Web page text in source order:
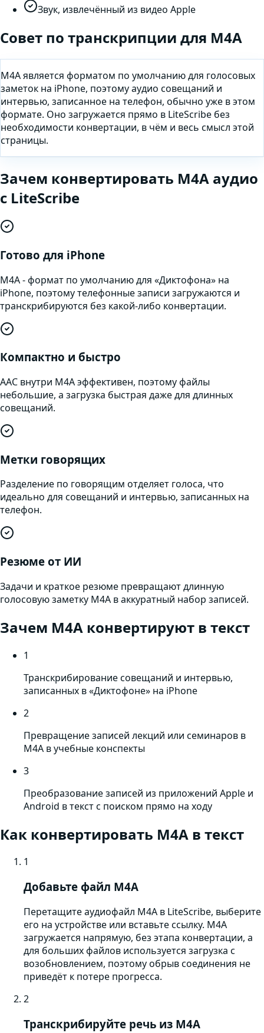
Звук, извлечённый из видео Apple
Совет по транскрипции для M4A
M4A является форматом по умолчанию для голосовых
заметок на iPhone, поэтому аудио совещаний и
интервью, записанное на телефон, обычно уже в этом
формате. Оно загружается прямо в LiteScribe без
необходимости конвертации, в чём и весь смысл этой
страницы.
Зачем конвертировать M4A аудио
с LiteScribe
Готово для iPhone
M4A - формат по умолчанию для «Диктофона» на
iPhone, поэтому телефонные записи загружаются и
транскрибируются без какой-либо конвертации.
Компактно и быстро
AAC внутри M4A эффективен, поэтому файлы
небольшие, а загрузка быстрая даже для длинных
совещаний.
Метки говорящих
Разделение по говорящим отделяет голоса, что
идеально для совещаний и интервью, записанных на
телефон.
Резюме от ИИ
Задачи и краткое резюме превращают длинную
голосовую заметку M4A в аккуратный набор записей.
Зачем M4A конвертируют в текст
1
Транскрибирование совещаний и интервью,
записанных в «Диктофоне» на iPhone
2
Превращение записей лекций или семинаров в
M4A в учебные конспекты
3
Преобразование записей из приложений Apple и
Android в текст с поиском прямо на ходу
Как конвертировать M4A в текст
1
Добавьте файл M4A
Перетащите аудиофайл M4A в LiteScribe, выберите
его на устройстве или вставьте ссылку. M4A
загружается напрямую, без этапа конвертации, а
для больших файлов используется загрузка с
возобновлением, поэтому обрыв соединения не
приведёт к потере прогресса.
2
Транскрибируйте речь из M4A